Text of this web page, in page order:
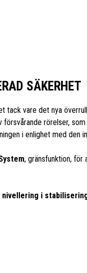
SÄKERHET
tack vare det nya
försvårande rörelser,
i enlighet med den
, gränsfunktion, för
i